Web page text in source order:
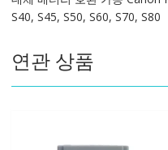
PowerShot
S30,
S40,
S45,
S40, S45, S50, S60, S70, S80
연관 상품